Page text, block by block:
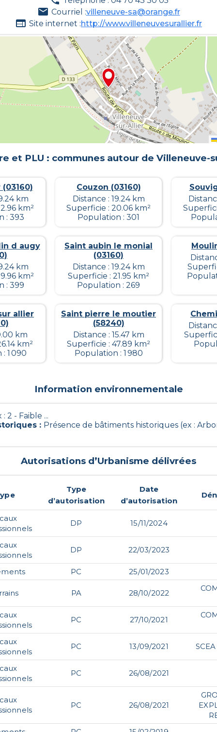
Courriel :villeneuve-sa@orange.fr
Site internet :http://www.villeneuvesurallier.fr
et PLU : communes autour de Villeneuve-
km
km²
: 393
Couzon (03160)
Distance : 19.24 km
Superficie : 20.06 km²
Population : 301
d augy
km
km²
: 399
Saint aubin le monial
(03160)
Distance : 19.24 km
Superficie : 21.95 km²
Population : 269
allier
km
km²
1 090
Saint pierre le moutier
(58240)
Distance : 15.47 km
Superficie : 47.89 km²
Population : 1 980
Information environnementale
: 2 - Faible ...
: Présence de bâtiments historiques (ex :
Autorisations d’Urbanisme délivrées
Type
d’autorisation
Date
d’autorisation
DP 15/11/2024
DP 22/03/2023
PC 25/01/2023
PA 28/10/2022
PC 27/10/2021
PC 13/09/2021
PC 26/08/2021
PC 26/08/2021